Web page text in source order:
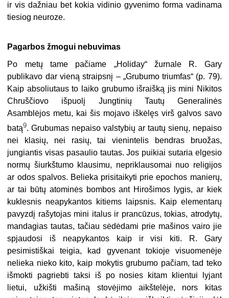
ir vis dažniau bet kokia vidinio gyvenimo forma vadinama
tiesiog neuroze.
Pagarbos žmogui nebuvimas
Po metų tame pačiame „Holiday“ žurnale R. Gary
publikavo dar vieną straipsnį – „Grubumo triumfas“ (p. 79).
Kaip absoliutaus to laiko grubumo išraišką jis mini Nikitos
Chruščiovo išpuolį Jungtinių Tautų Generalinės
Asamblėjos metu, kai šis mojavo iškėlęs virš galvos savo
batą9. Grubumas nepaiso valstybių ar tautų sienų, nepaiso
nei klasių, nei rasių, tai vienintelis bendras bruožas,
jungiantis visas pasaulio tautas. Jos puikiai sutaria elgesio
normų šiurkštumo klausimu, nepriklausomai nuo religijos
ar odos spalvos. Belieka prisitaikyti prie epochos manierų,
ar tai būtų atominės bombos ant Hirošimos lygis, ar kiek
kuklesnis neapykantos kitiems laipsnis. Kaip elementarų
pavyzdį rašytojas mini italus ir prancūzus, tokias, atrodytų,
mandagias tautas, tačiau sėdėdami prie mašinos vairo jie
spjaudosi iš neapykantos kaip ir visi kiti. R. Gary
pesimistiškai teigia, kad gyvenant tokioje visuomenėje
nelieka nieko kito, kaip mokytis grubumo pačiam, tad teko
išmokti pagriebti taksi iš po nosies kitam klientui lyjant
lietui, užkišti mašiną stovėjimo aikštelėje, nors kitas